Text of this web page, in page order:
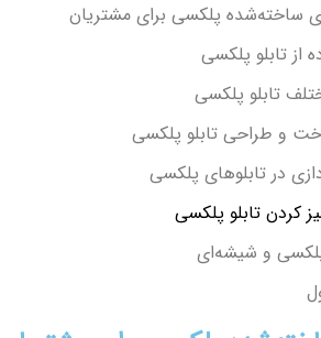
ساخته‌شده پلکسی برای مشتریان
از تابلو پلکسی
تابلو پلکسی
و طراحی تابلو پلکسی
در تابلوهای پلکسی
کردن تابلو پلکسی
پلکسی و شیشه‌ای